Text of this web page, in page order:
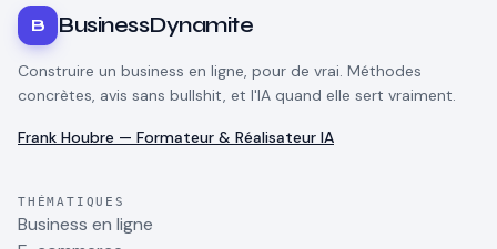
B BusinessDynamite
Construire un business en ligne, pour de vrai. Méthodes
concrètes, avis sans bullshit, et l'IA quand elle sert vraiment.
Frank Houbre — Formateur & Réalisateur IA
THÉMATIQUES
Business en ligne